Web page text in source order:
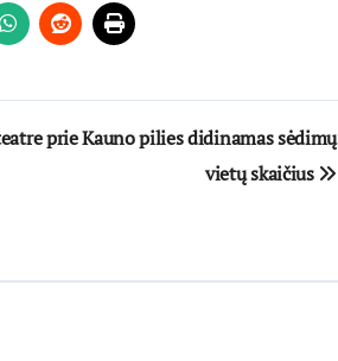
prie Kauno pilies didinamas sėdimų
vietų skaičius